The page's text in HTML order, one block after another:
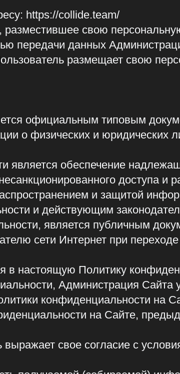
свою персональную
данных Администрации Сайта.
размещает свою
и юридических лицах,
обеспечение надлежащей
доступа и
и защитой информации о
действующим законодательством
публичным документом,
Интернет при переходе по
Политику
Администрация Сайта уведомляет
конфиденциальности на Сайте
на Сайте, предыдущая
свое согласие с условиями
(собираемой) информации о
отчество, e-mail, телефон,